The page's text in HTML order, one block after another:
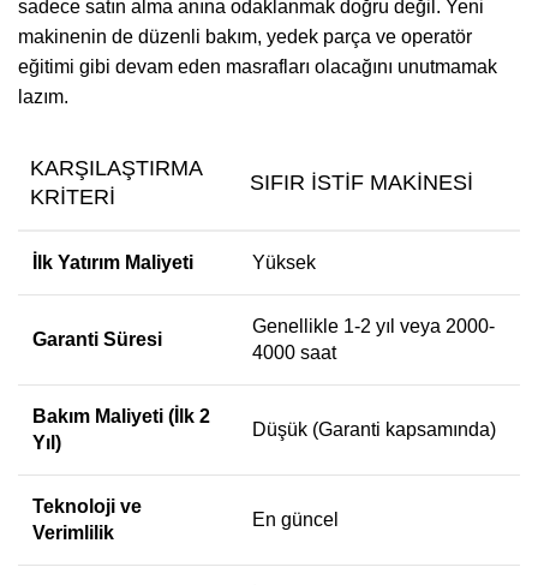
sadece satın alma anına odaklanmak doğru değil. Yeni
makinenin de düzenli bakım, yedek parça ve operatör
eğitimi gibi devam eden masrafları olacağını unutmamak
lazım.
KARŞILAŞTIRMA
KRITERI
SIFIR İSTIF MAKINESI
İlk Yatırım Maliyeti Yüksek
Garanti Süresi
Genellikle 1-2 yıl veya 2000-
4000 saat
Bakım Maliyeti (İlk 2
Yıl)
Düşük (Garanti kapsamında)
Teknoloji ve
Verimlilik
En güncel